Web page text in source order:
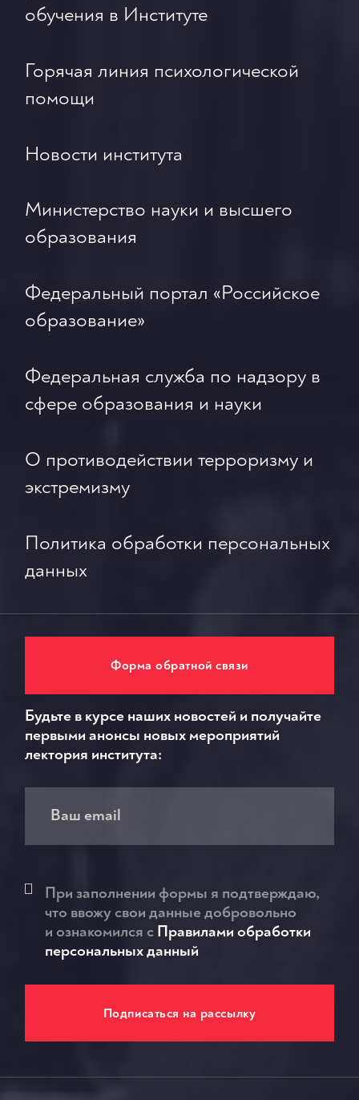
обучения в Институте
Горячая линия психологической
помощи
Новости института
Министерство науки и высшего
образования
Федеральный портал «Российское
образование»
Федеральная служба по надзору в
сфере образования и науки
О противодействии терроризму и
экстремизму
Политика обработки персональных
данных
Форма обратной связи
Будьте в курсе наших новостей и получайте
первыми анонсы новых мероприятий
лектория института:
При заполнении формы я подтверждаю,
что ввожу свои данные добровольно
и ознакомился c Правилами обработки
персональных данный